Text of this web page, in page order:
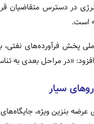
در دسترس متقاضیان
است.
فرآورده‌های نفتی،
«در مراحل بعدی به
سیار
بنزین ویژه،